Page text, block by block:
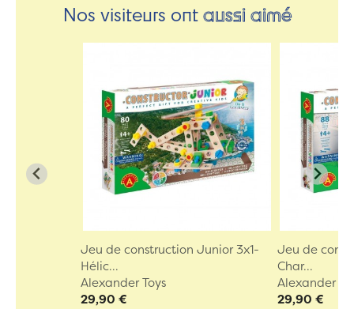
Nos visiteurs ontaussi aimé
Jeu de construction Junior 3x1-
Hélic...
Alexander Toys
29,90 €
Jeu de
Char...
Alexander
29,90 €